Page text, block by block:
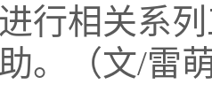
行相关系
。（文/雷